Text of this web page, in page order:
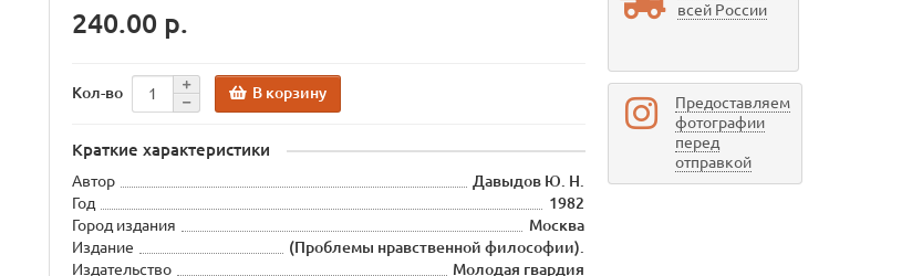
240.00 р.
Кол-во В корзину
Краткие характеристики
Автор
Давыдов Ю. Н.
Год
1982
Город издания
Москва
Издание
(Проблемы нравственной философии).
Издательство
Молодая гвардия
всей России
Предоставляем
фотографии
перед
отправкой